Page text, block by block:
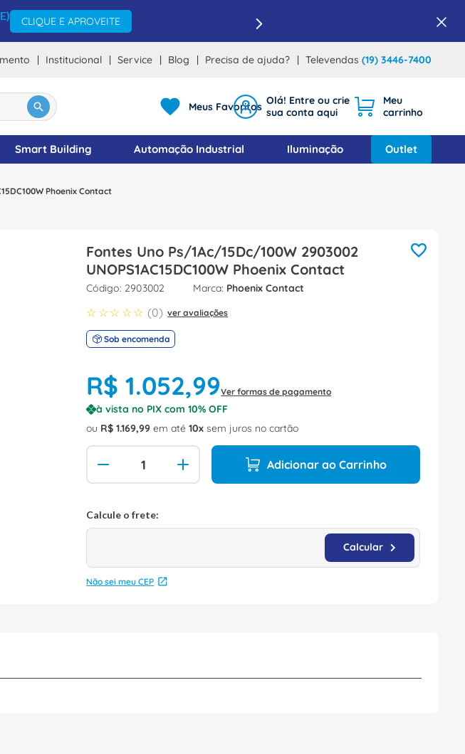
CLIQUE E APROVEITE
Institucional Service Blog Precisa de ajuda? Televendas (19) 3446-7400
Meus Favoritos
Smart Building Automação Industrial Iluminação Outlet
Phoenix Contact
Fontes Uno Ps/1Ac/15Dc/100W 2903002
UNOPS1AC15DC100W Phoenix Contact
: 2903002 Phoenix Contact
☆ ☆ ☆ ☆ ☆ (0) ver avaliações
Sob encomenda
R$ 1.052,99Ver formas de pagamento
à vista no PIX com10% OFF
ou R$ 1.169,99 em até10 sem juros no cartão
Adicionar ao Carrinho
Não sei meu CEP